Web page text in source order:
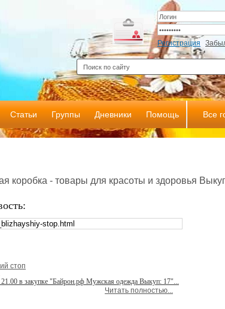
Регистрация
Статьи Группы Дневники Помощь Все
коробка - товары для красоты и здоровья
стоп
21.00 в закупке "Байрон.рф Мужская одежда Выкуп: 17"...
Читать полностью...